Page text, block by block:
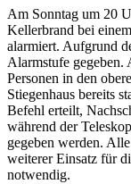
Am Sonntag um 20
Kellerbrand bei
alarmiert. Aufgrund
Alarmstufe gegeben.
Personen in den
Stiegenhaus bereits
Befehl erteilt,
während der
gegeben werden.
weiterer Einsatz für
notwendig.